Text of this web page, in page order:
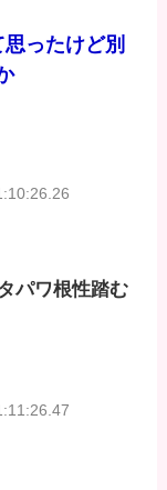
ったけど別
パワ根性踏む